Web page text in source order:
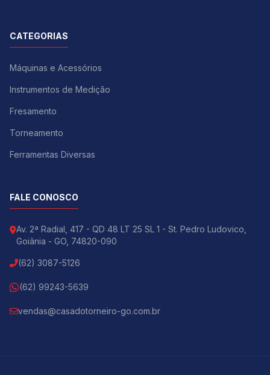
CATEGORIAS
Máquinas e Acessórios
Instrumentos de Medição
Fresamento
Torneamento
Ferramentas Diversas
FALE CONOSCO
Av. 2ª Radial, 417 - QD 48 LT 25 SL 1 - St. Pedro Ludovico,
Goiânia - GO, 74820-090
(62) 3087-5126
(62) 99243-5639
vendas@casadotorneiro-go.com.br